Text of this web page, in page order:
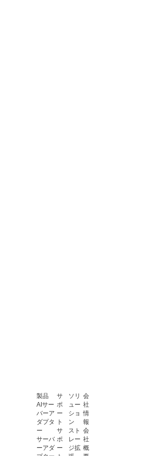
製品
AIサー
バーア
ダプタ
ー
サーバ
ーアダ
サ
ポ
ー
ト
サ
ポ
ー
ソリ
ュー
ショ
ン
スト
レー
ジ拡
会
社
情
報
会
社
概